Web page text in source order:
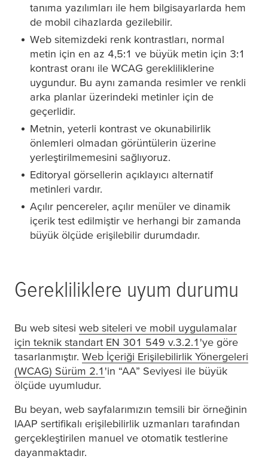
tanıma yazılımları ile hem bilgisayarlarda hem
de mobil cihazlarda gezilebilir.
Web sitemizdeki renk kontrastları, normal
metin için en az 4,5:1 ve büyük metin için 3:1
kontrast oranı ile WCAG gerekliliklerine
uygundur. Bu aynı zamanda resimler ve renkli
arka planlar üzerindeki metinler için de
geçerlidir.
Metnin, yeterli kontrast ve okunabilirlik
önlemleri olmadan görüntülerin üzerine
yerleştirilmemesini sağlıyoruz.
Editoryal görsellerin açıklayıcı alternatif
metinleri vardır.
Açılır pencereler, açılır menüler ve dinamik
içerik test edilmiştir ve herhangi bir zamanda
büyük ölçüde erişilebilir durumdadır.
Gerekliliklere uyum durumu
Bu web sitesi web siteleri ve mobil uygulamalar
için teknik standart EN 301 549 v.3.2.1 (opens in a
'ye göre
tasarlanmıştır. Web İçeriği Erişilebilirlik Yönergeleri
(WCAG) Sürüm 2.1 (opens in a new window or tab)
'in “AA” Seviyesi ile büyük
ölçüde uyumludur.
Bu beyan, web sayfalarımızın temsili bir örneğinin
IAAP sertifikalı erişilebilirlik uzmanları tarafından
gerçekleştirilen manuel ve otomatik testlerine
dayanmaktadır.